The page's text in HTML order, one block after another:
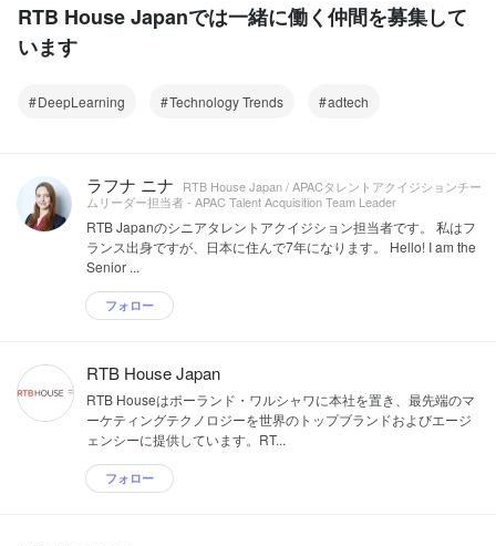
RTB House Japanでは一緒に働く仲間を募集して
います
DeepLearning Technology Trends adtech
ラフナ ニナ
RTB House Japan / APACタレントアクイジションチー
ムリーダー担当者 - APAC Talent Acquisition Team Leader
RTB Japanのシニアタレントアクイジション担当者です。 私はフ
ランス出身ですが、日本に住んで7年になります。 Hello! I am the
Senior ...
フォロー
RTB House Japan
RTB Houseはポーランド・ワルシャワに本社を置き、最先端のマ
ーケティングテクノロジーを世界のトップブランドおよびエージ
ェンシーに提供しています。RT...
フォロー